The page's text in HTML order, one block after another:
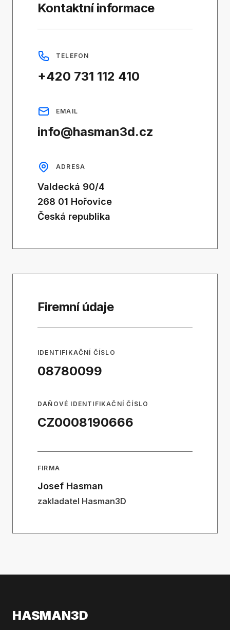
Kontaktní informace
TELEFON
+420 731 112 410
EMAIL
info@hasman3d.cz
ADRESA
Valdecká 90/4
268 01 Hořovice
Česká republika
Firemní údaje
IDENTIFIKAČNÍ ČÍSLO
08780099
DAŇOVÉ IDENTIFIKAČNÍ ČÍSLO
CZ0008190666
FIRMA
Josef Hasman
zakladatel Hasman3D
HASMAN3D